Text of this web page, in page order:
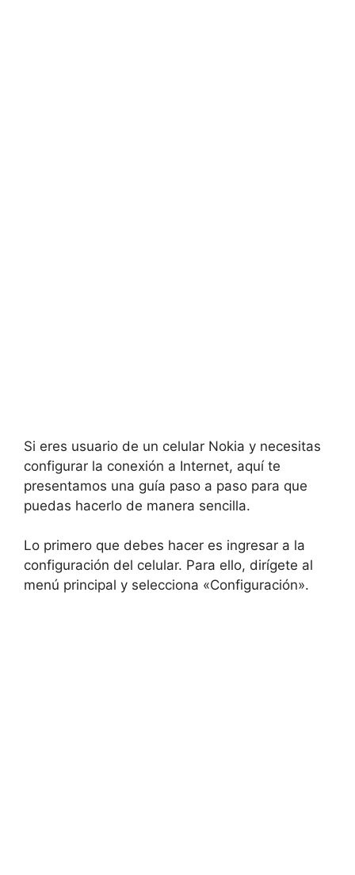
Si eres usuario de un celular Nokia y necesitas
configurar la conexión a Internet, aquí te
presentamos una guía paso a paso para que
puedas hacerlo de manera sencilla.
Lo primero que debes hacer es ingresar a la
configuración del celular. Para ello, dirígete al
menú principal y selecciona «Configuración».